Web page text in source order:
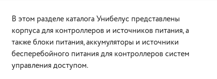
В этом разделе каталога Унибелус представлены
корпуса для контроллеров и источников питания, а
также блоки питания, аккумуляторы и источники
бесперебойного питания для контроллеров систем
управления доступом.